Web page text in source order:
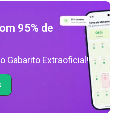
95% de
Gabarito Extraoficial!